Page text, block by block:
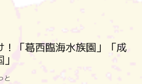
！「葛西臨海水族園」「成
と